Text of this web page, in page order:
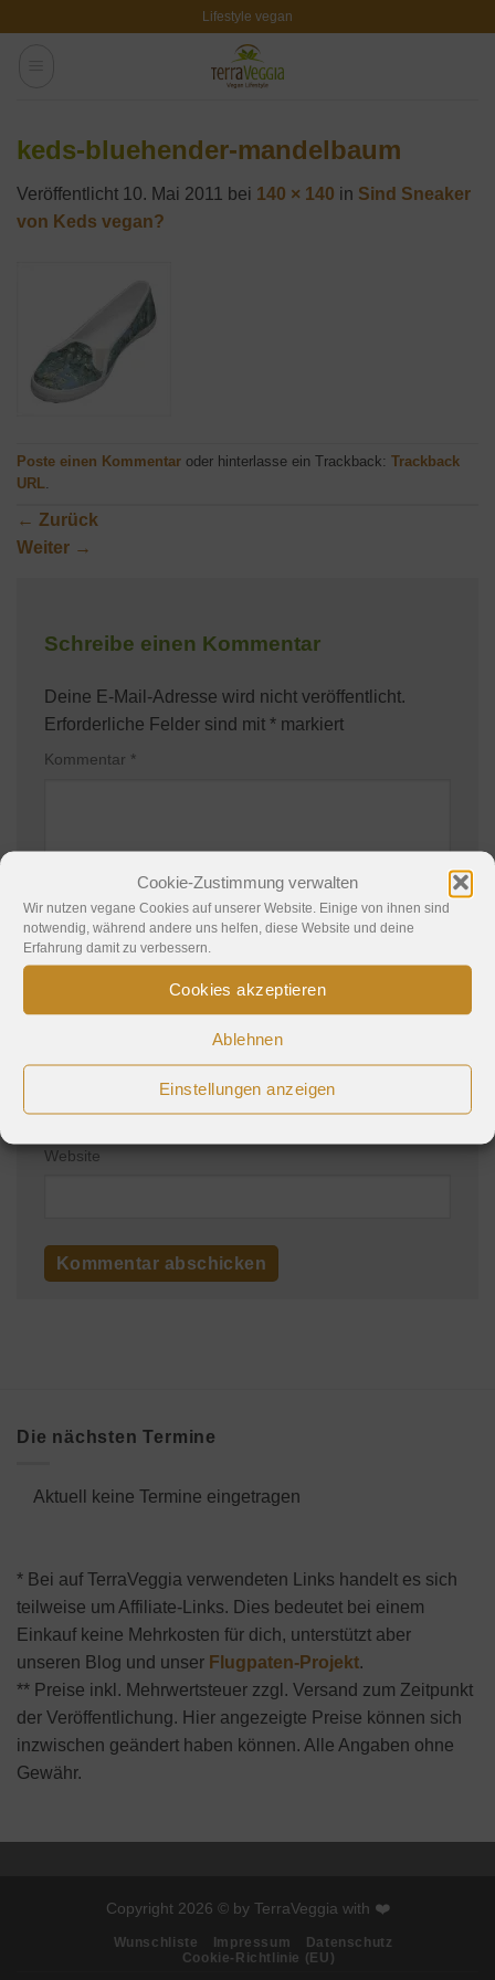
Cookie-Zustimmung verwalten
Wir nutzen vegane Cookies auf unserer Website. Einige von ihnen sind
notwendig, während andere uns helfen, diese Website und deine
Erfahrung damit zu verbessern.
Cookies akzeptieren
Ablehnen
Einstellungen anzeigen
Lifestyle vegan
keds-bluehender-mandelbaum
Veröffentlicht 10. Mai 2011 bei 140 × 140 in Sind Sneaker
von Keds vegan?
Poste einen Kommentar oder hinterlasse ein Trackback: Trackback
URL.
← Zurück
Weiter →
Schreibe einen Kommentar
Deine E-Mail-Adresse wird nicht veröffentlicht.
Erforderliche Felder sind mit * markiert
Kommentar *
Name*
Website
Die nächsten Termine
Aktuell keine Termine eingetragen
* Bei auf TerraVeggia verwendeten Links handelt es sich
teilweise um Affiliate-Links. Dies bedeutet bei einem
Einkauf keine Mehrkosten für dich, unterstützt aber
unseren Blog und unser Flugpaten-Projekt.
** Preise inkl. Mehrwertsteuer zzgl. Versand zum Zeitpunkt
der Veröffentlichung. Hier angezeigte Preise können sich
inzwischen geändert haben können. Alle Angaben ohne
Gewähr.
Copyright 2026 © by TerraVeggia with ❤️
Wunschliste Impressum
Datenschutz
Cookie-Richtlinie (EU)